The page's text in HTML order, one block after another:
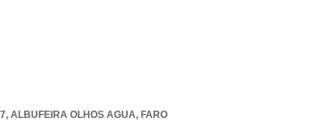
, ALBUFEIRA OLHOS AGUA, FARO